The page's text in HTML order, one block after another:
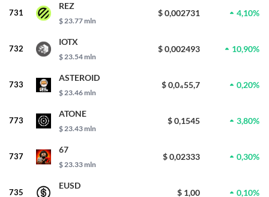
731
REZ
$ 23.77 mln
$ 0,002731 4,10%
732
IOTX
$ 23.54 mln
$ 0,002493 10,90%
733
ASTEROID
$ 23.46 mln
$ 0,0₄55,7 0,20%
773
ATONE
$ 23.43 mln
$ 0,1545 3,80%
737
67
$ 23.33 mln
$ 0,02333 0,30%
735
EUSD
$ 1,00 0,10%